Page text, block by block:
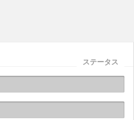
ステータス